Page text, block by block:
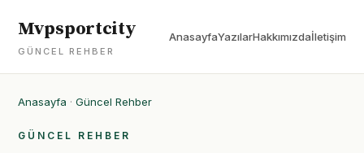
Mvpsportcity
GÜNCEL REHBER
AnasayfaYazılarHakkımızdaİletişim
Anasayfa · Güncel Rehber
GÜNCEL REHBER